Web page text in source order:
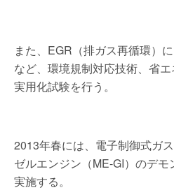
また、EGR（排ガス再循環）
など、環境規制対応技術、省
実用化試験を行う。
2013年春には、電子制御式ガ
ゼルエンジン（ME-GI）のデ
実施する。